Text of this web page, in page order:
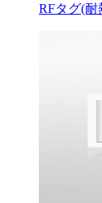
RFタグ(